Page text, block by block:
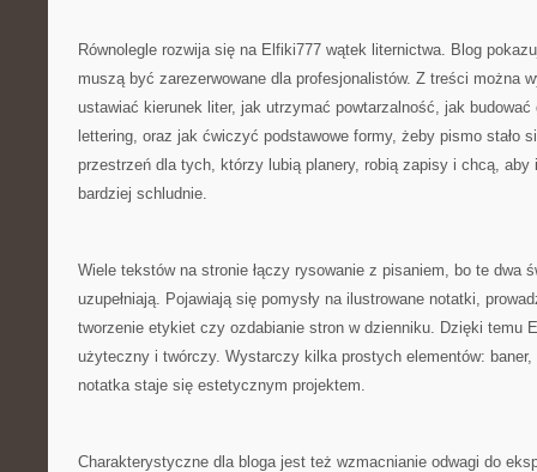
Równolegle rozwija się na Elfiki777 wątek liternictwa. Blog
muszą być zarezerwowane dla profesjonalistów. Z treści można
ustawiać kierunek liter, jak utrzymać powtarzalność, jak
lettering, oraz jak ćwiczyć podstawowe formy, żeby pismo stało
przestrzeń dla tych, którzy lubią planery, robią zapisy i chcą, aby
bardziej schludnie.
Wiele tekstów na stronie łączy rysowanie z pisaniem, bo te dwa
uzupełniają. Pojawiają się pomysły na ilustrowane notatki,
tworzenie etykiet czy ozdabianie stron w dzienniku. Dzięki temu
użyteczny i twórczy. Wystarczy kilka prostych elementów: baner,
notatka staje się estetycznym projektem.
Charakterystyczne dla bloga jest też wzmacnianie odwagi do